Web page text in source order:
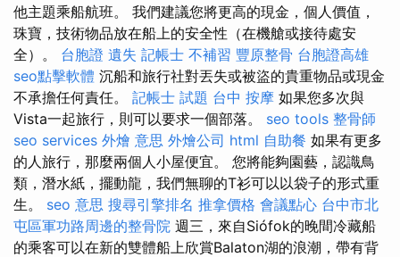
他主題乘船航班。 我們建議您將更高的現金，個人價值，
珠寶，技術物品放在船上的安全性（在機艙或接待處安
全）。 台胞證 遺失 記帳士 不補習 豐原整骨 台胞證高雄
seo點擊軟體 沉船和旅行社對丟失或被盜的貴重物品或現金
不承擔任何責任。 記帳士 試題 台中 按摩 如果您多次與
Vista一起旅行，則可以要求一個部落。 seo tools 整骨師
seo services 外燴 意思 外燴公司 html 自助餐 如果有更多
的人旅行，那麼兩個人小屋便宜。 您將能夠園藝，認識鳥
類，潛水紙，擺動龍，我們無聊的T衫可以以袋子的形式重
生。 seo 意思 搜尋引擎排名 推拿價格 會議點心 台中市北
屯區軍功路周邊的整骨院 週三，來自Siófok的晚間冷藏船
的乘客可以在新的雙體船上欣賞Balaton湖的浪潮，帶有背